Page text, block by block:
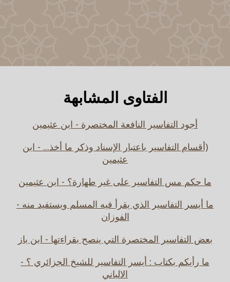
الفتاوى المشابهة
أجود التفاسير النافعة المختصرة - ابن عثيمين
(أقسام التفاسير باعتبار الإسناد وذكر ما أخذ... - ابن
عثيمين
ما حكم مس التفاسير على غير طهارة؟ - ابن عثيمين
ما أيسر التفاسير الذي يقرأ فيه المسلم ويستفيد منه -
الفوزان
بعض التفاسير المختصرة التي ينصح بقراءتها - ابن باز
ما رأيكم بكتاب : أيسر التفاسير للشيخ الجزائري ؟ -
الالباني